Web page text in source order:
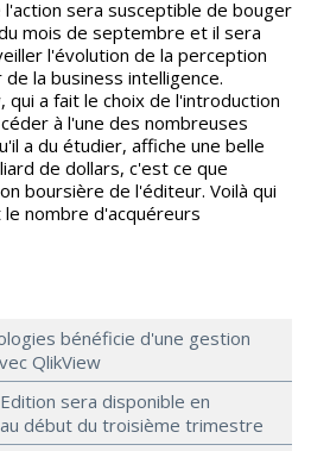
sera susceptible de bouger
mois de septembre et il sera
l'évolution de la perception
la business intelligence.
qui a fait le choix de l'introduction
à l'une des nombreuses
a du étudier, affiche une belle
de dollars, c'est ce que
boursière de l'éditeur. Voilà qui
nombre d'acquéreurs
bénéficie d'une gestion
QlikView
sera disponible en
début du troisième trimestre